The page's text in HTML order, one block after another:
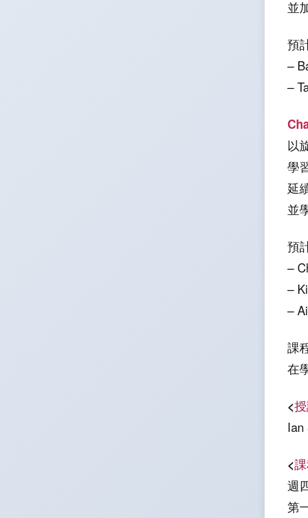
並
預
–
–
以
學
延
並
預
–
–
–
課
在
<
Ian
<
週
第